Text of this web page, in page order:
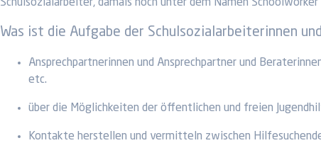
Schulsozialarbeiter, damals noch unter dem Namen
Was ist die Aufgabe der Schulsozialarbeiterinnen
Ansprechpartnerinnen und Ansprechpartner und
etc.
über die Möglichkeiten der öffentlichen und freien
Kontakte herstellen und vermitteln zwischen